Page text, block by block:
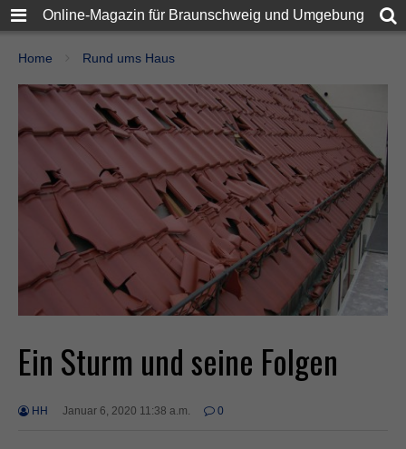
Online-Magazin für Braunschweig und Umgebung
Home Rund ums Haus
Ein Sturm und seine Folgen
HH Januar 6, 2020 11:38 a.m. 0